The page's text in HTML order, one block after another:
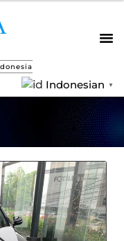
Indonesian ▼